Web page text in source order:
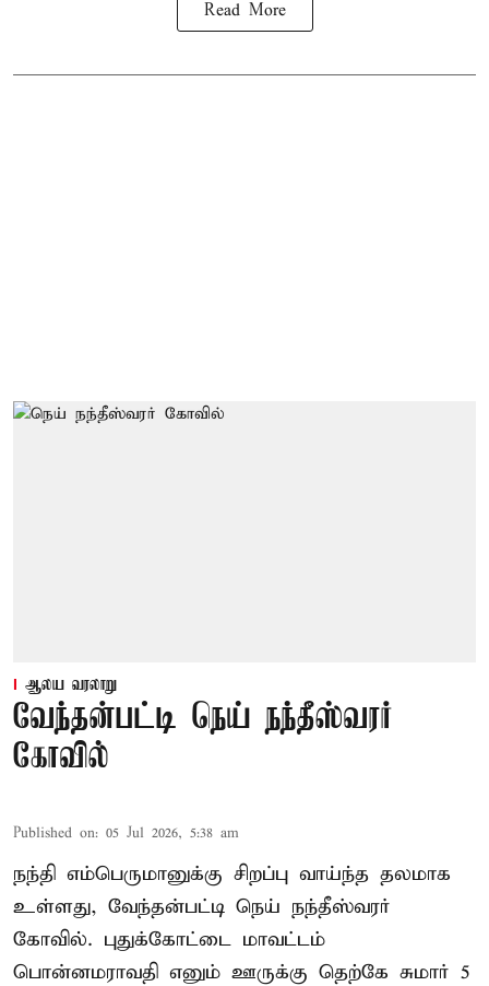
Read More
ஆலய வரலாறு
வேந்தன்பட்டி நெய் நந்தீஸ்வரர்
கோவில்
Published on: 05 Jul 2026, 5:38 am
நந்தி எம்பெருமானுக்கு சிறப்பு வாய்ந்த தலமாக
உள்ளது, வேந்தன்பட்டி நெய் நந்தீஸ்வரர்
கோவில். புதுக்கோட்டை மாவட்டம்
பொன்னமராவதி எனும் ஊருக்கு தெற்கே சுமார் 5